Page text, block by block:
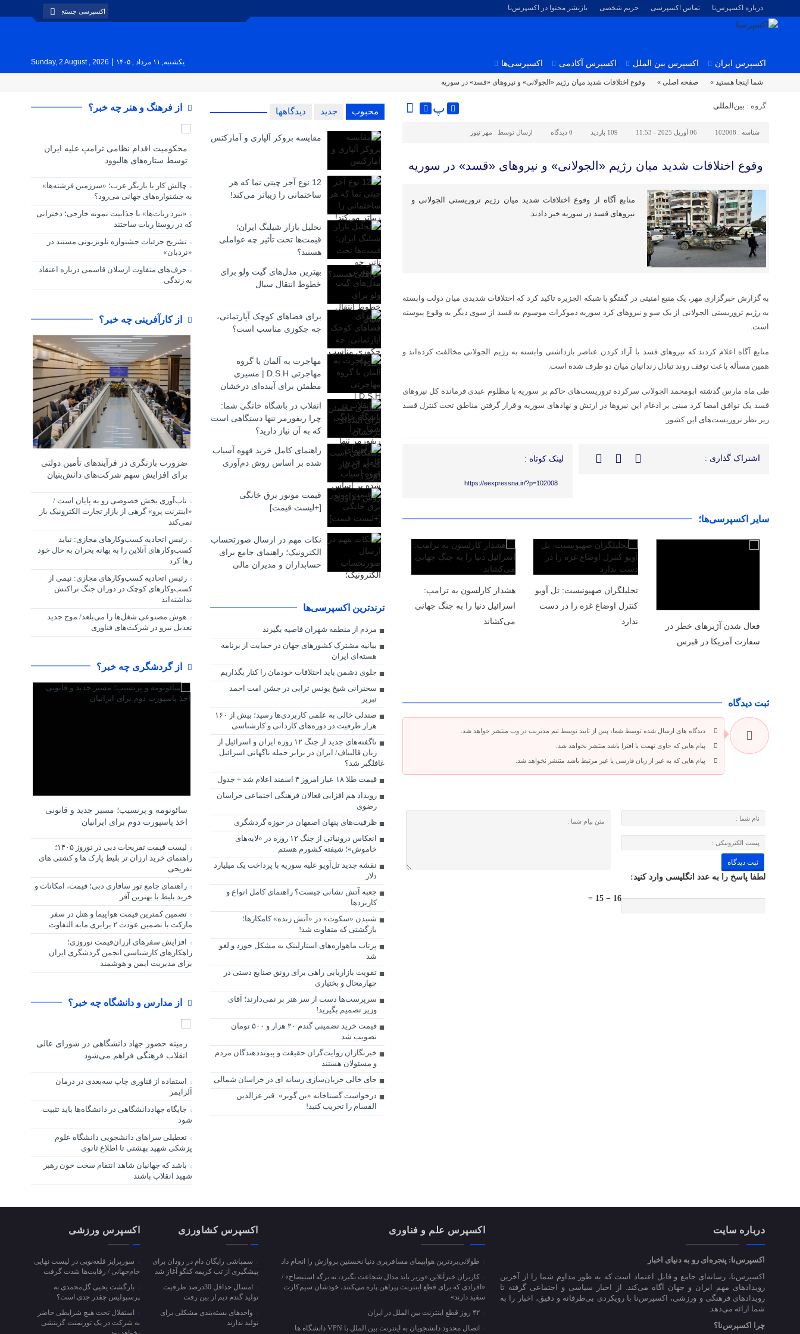
درباره اکسپرس‌نا تماس اکسپرسی حریم شخصی بازنشر محتوا در اکسپرس‌نا
اکسپرس ایران اکسپرس بین الملل اکسپرس آکادمی اکسپرسی‌ها یکشنبه, ۱۱ مرداد , ۱۴۰۵ |
Sunday, 2 August , 2026
شما اینجا هستید » صفحه اصلی » وقوع اختلافات شدید میان رژیم «الجولانی» و نیروهای «قسد» در سوریه
گروه : بین‌المللی پ
شناسه : 102008 06 آوریل 2025 - 11:53 109 بازدید 0 دیدگاه ارسال توسط : مهر نیوز
وقوع اختلافات شدید میان رژیم «الجولانی» و نیروهای «قسد» در سوریه
منابع آگاه از وقوع اختلافات شدید میان رژیم تروریستی الجولانی و
نیروهای قسد در سوریه خبر دادند.
به گزارش خبرگزاری مهر، یک منبع امنیتی در گفتگو با شبکه الجزیره تاکید کرد که اختلافات شدیدی میان دولت وابسته
به رژیم تروریستی
الجولانی از یک سو و نیروهای کرد سوریه دموکرات موسوم بهقسد از سوی دیگر به وقوع پیوسته
است.
منابع آگاه اعلام کردند که نیروهایقسد با آزاد کردن عناصر بازداشتی وابسته به رژیم الجولانی مخالفت کرده‌اند و
همین مسأله باعث توقف روند تبادل زندانیان میان دو طرف شده است.
طی ماه مارس گذشته ابومحمد الجولانی سرکرده تروریست‌های حاکم بر سوریه با مظلوم عبدی فرمانده کل نیروهای
قسدیک توافق امضا کرد مبنی بر ادغام این نیروها در ارتش و نهادهای سوریه و قرارگرفتن مناطق تحت کنترلقسد
زیر نظر تروریست‌های این کشور.
اشتراک گذاری : لینک کوتاه :
https://eexpressna.ir/?p=102008
سایر اکسپرسی‌ها؛
فعال شدن آژیرهای خطر در
سفارت آمریکا در قبرس
تحلیلگران صهیونیست: تل آویو
کنترل اوضاع غزه را در دست
ندارد
هشدار کارلسون به ترامپ:
اسرائیل دنیا را به جنگ جهانی
می‌کشاند
ثبت دیدگاه
دیدگاه های ارسال شده توسط شما، پس از تایید توسط تیم مدیریت در وب منتشر خواهد شد.
پیام هایی که حاوی تهمت یا افترا باشد منتشر نخواهد شد.
پیام هایی که به غیر از زبان فارسی یا غیر مرتبط باشد منتشر نخواهد شد.
لطفا پاسخ را به عدد انگلیسی وارد کنید:
16 − 15 =
محبوب جدید دیدگاهها
مقایسه بروکر آلپاری و آمارکتس
12 نوع آجر چینی نما که هر
ساختمانی را زیباتر می‌کند!
تحلیل بازار شیلنگ ایران؛
قیمت‌ها تحت تأثیر چه عواملی
هستند؟
بهترین مدل‌های گیت ولو برای
خطوط انتقال سیال
برای فضاهای کوچک آپارتمانی،
چه جکوزی مناسب است؟
مهاجرت به آلمان با گروه
مهاجرتی D.S.H | مسیری
مطمئن برای آینده‌ای درخشان
انقلاب در باشگاه خانگی شما:
چرا ریفورمر تنها دستگاهی است
که به آن نیاز دارید؟
راهنمای کامل خرید قهوه آسیاب
شده بر اساس روش دم‌آوری
قیمت موتور برق خانگی
[+لیست قیمت]
نکات مهم در ارسال صورتحساب
الکترونیک؛ راهنمای جامع برای
حسابداران و مدیران مالی
ترندترین اکسپرسی‌ها
مردم از منطقه شهران فاصیه بگیرند
بیانیه مشترک کشورهای جهان در حمایت از برنامه
هسته‌ای ایران
جلوی دشمن باید اختلافات خودمان را کنار بگذاریم
سخنرانی شیخ یونس ترابی در جشن امت احمد
تبریز
صندلی خالی به علمی کاربردی‌ها رسید؛ بیش از ۱۶۰
هزار ظرفیت در دوره‌های کاردانی و کارشناسی
ناگفته‌های جدید از جنگ ۱۲ روزه ایران و اسرائیل از
زبان قالیباف/ ایران در برابر حمله ناگهانی اسرائیل
غافلگیر شد؟
قیمت طلا ۱۸ عیار امروز ۴ اسفند اعلام شد + جدول
رویداد هم افزایی فعالان فرهنگی اجتماعی خراسان
رضوی
ظرفیت‌های پنهان اصفهان در حوزه گردشگری
انعکاس درونیاتی از جنگ ۱۲ روزه در «لایه‌های
خاموش»؛ شیفته کشورم هستم
نقشه جدید تل‌آویو علیه سوریه با پرداخت یک میلیارد
دلار
جعبه آتش نشانی چیست؟ راهنمای کامل انواع و
کاربردها
شنیدن «سکوت» در «آتش زنده» کامکارها؛
بازگشتی که متفاوت شد!
پرتاب ماهواره‌های استارلینک به مشکل خورد و لغو
شد
تقویت بازاریابی راهی برای رونق صنایع دستی در
چهارمحال و بختیاری
سرپرست‌ها دست از سر هنر بر نمی‌دارند؛ آقای
وزیر تصمیم بگیرید!
قیمت خرید تضمینی گندم ۲۰ هزار و ۵۰۰ تومان
تصویب شد
خبرنگاران روایت‌گران حقیقت و پیونددهندگان مردم
و مسئولان هستند
جای خالی جریان‌سازی رسانه ای در خراسان شمالی
درخواست گستاخانه «بن گویر»: قبر عزالدین
القسام را تخریب کنید!
از فرهنگ و هنر چه خبر؟
محکومیت اقدام نظامی ترامپ علیه ایران
توسط ستاره‌های هالیوود
چالش کار با بازیگر عرب؛ «سرزمین فرشته‌ها»
به جشنواره‌های جهانی می‌رود؟
«نبرد ربات‌ها» با جذابیت نمونه خارجی؛ دخترانی
که در روستا ربات ساختند
تشریح جزئیات جشنواره‌ تلویزیونی مستند در
«نردبان»
حرف‌های متفاوت ارسلان قاسمی درباره اعتقاد
به زندگی
از کارآفرینی چه خبر؟
ضرورت بازنگری در فرآیندهای تأمین دولتی
برای افزایش سهم شرکت‌های دانش‌بنیان
تاب‌آوری بخش خصوصی رو به پایان است /
«اینترنت پرو» گرهی از بازار تجارت الکترونیک باز
نمی‌کند
رئیس اتحادیه کسب‌وکارهای مجازی: نباید
کسب‌وکارهای آنلاین را به بهانه بحران به حال خود
رها کرد
رئیس اتحادیه کسب‌وکارهای مجازی: نیمی از
کسب‌وکارهای کوچک در دوران جنگ‌ تراکنش
نداشته‌اند
هوش مصنوعی شغل‌ها را می‌بلعد/ موج جدید
تعدیل نیرو در شرکت‌های فناوری
از گردشگری چه خبر؟
سائوتومه و پرنسیپ؛ مسیر جدید و قانونی
اخذ پاسپورت دوم برای ایرانیان
لیست قیمت تفریحات دبی در نوروز ۱۴۰۵؛
راهنمای خرید ارزان تر بلیط پارک ها و کشتی های
تفریحی
راهنمای جامع تور سافاری دبی؛ قیمت، امکانات و
خرید بلیط با بهترین آفر
تضمین کمترین قیمت هواپیما و هتل در سفر
مارکت با تضمین عودت ۲ برابری مابه التفاوت
افزایش سفرهای ارزان‌قیمت نوروزی؛
راهکارهای کارشناسی انجمن گردشگری ایران
برای مدیریت ایمن و هوشمند
از مدارس و دانشگاه چه خبر؟
زمینه حضور جهاد دانشگاهی در شورای عالی
انقلاب فرهنگی فراهم می‌شود
استفاده از فناوری چاپ سه‌بعدی در درمان
آلزایمر
جایگاه جهاددانشگاهی در دانشگاه‌ها باید تثبیت
شود
تعطیلی سراهای دانشجویی دانشگاه علوم
پزشکی شهید بهشتی تا اطلاع ثانوی
باشد که جهانیان شاهد انتقام سخت خون رهبر
شهید انقلاب باشند
درباره سایت
اکسپرس‌نا: پنجره‌ای رو به دنیای اخبار
اکسپرس‌نا، رسانه‌ای جامع و قابل اعتماد است که به طور مداوم شما را از آخرین
رویدادهای مهم ایران و جهان آگاه می‌کند. از اخبار سیاسی و اجتماعی گرفته تا
رویدادهای فرهنگی و ورزشی، اکسپرس‌نا با رویکردی بی‌طرفانه و دقیق، اخبار را به
شما ارائه می‌دهد.
چرا اکسپرس‌نا؟
اکسپرس علم و فناوری
طولانی‌بردترین هواپیمای مسافربری دنیا نخستین پروازش را انجام داد
کاربران خبرآنلاین:«وزیر باید مدال شجاعت بگیرد، نه برگه استیضاح» /
«افرادی که برای قطع اینترنت پیراهن پاره می‌کنند، خودشان سیم‌کارت
سفید دارند»
اتصال محدود دانشجویان به اینترنت بین الملل با VPN دانشگاه ها
اکسپرس کشاورزی
سمپاشی رایگان دام در رودان برای
پیشگیری از تب کریمه کنگو آغاز شد
امسال حداقل 30درصد ظرفیت
تولید گندم دیم از بین رفت
واحد‌های بسته‌بندی مشکلی برای
تولید ندارند
اکسپرس ورزشی
سورپرایز قلعه‌نویی در لیست نهایی
جام‌جهانی / رقابت‌ها شدت گرفت
بازگشت یحیی گل‌محمدی به
پرسپولیس چقدر جدی است؟
استقلال تحت هیچ شرایطی حاضر
به شرکت در یک تورنمنت گزینشی